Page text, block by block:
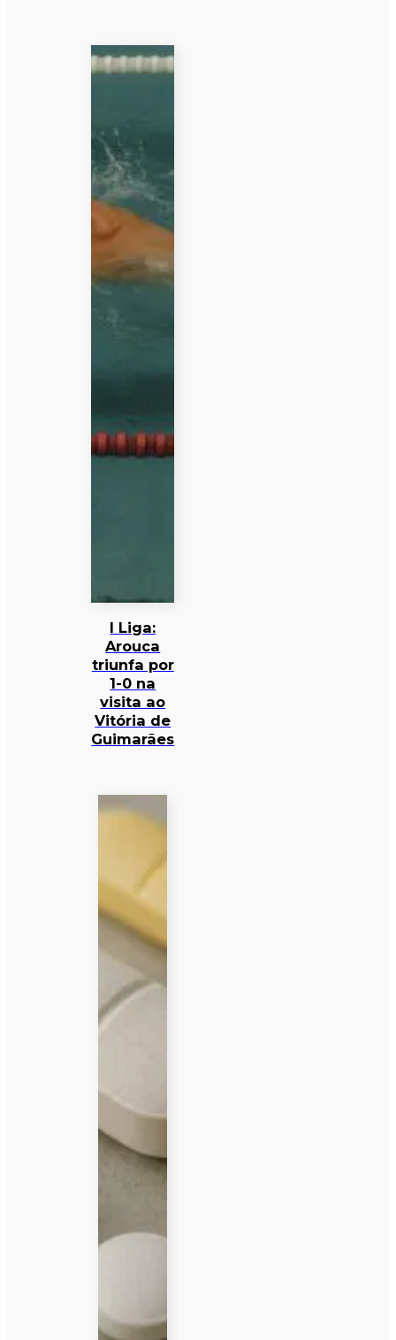
I Liga:
Arouca
triunfa por
1-0 na
visita ao
Vitória de
Guimarães